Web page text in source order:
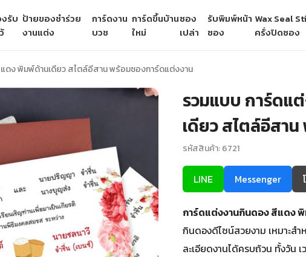
รับ ป้ายของชำร่วย
งานแต่ง
การ์ดงาน
บวช
การ์ดขึ้นบ้าน
ใหม่
ซอง
เปล่า
รับพิมพ์หน้า
ซอง
Wax Seal
ครั่งปิดซอง
ดง พิมพ์ด้านเดียว สไตล์อีสาน พร้อมซองการ์ดแต่งงาน
รวมแบบ การ์ดแ
เดียว สไตล์อีสา
รหัสสินค้า: 6721
LINE Messenger
การ์ดแต่งงานกินดอง สีแดง
กินดองดีไซน์สวยงาม เหมาะส
ละเอียดงานได้ครบถ้วน ทั้งวัน